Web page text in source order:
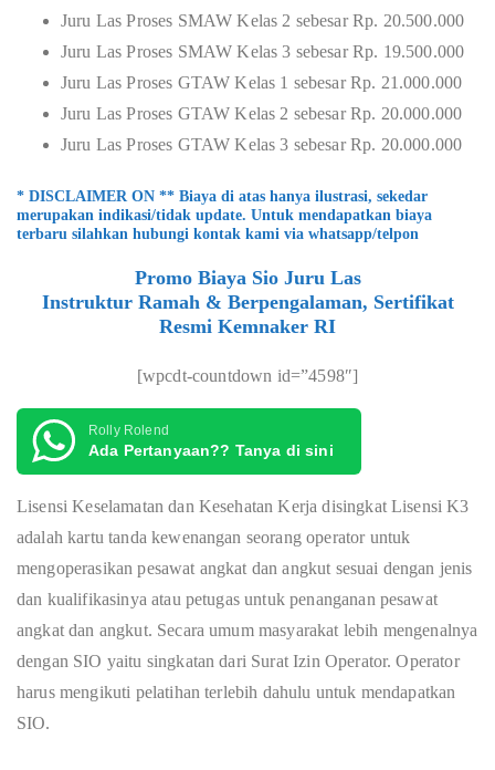
Juru Las Proses SMAW Kelas 2 sebesar Rp. 20.500.000
Juru Las Proses SMAW Kelas 3 sebesar Rp. 19.500.000
Juru Las Proses GTAW Kelas 1 sebesar Rp. 21.000.000
Juru Las Proses GTAW Kelas 2 sebesar Rp. 20.000.000
Juru Las Proses GTAW Kelas 3 sebesar Rp. 20.000.000
* DISCLAIMER ON ** Biaya di atas hanya ilustrasi, sekedar
merupakan indikasi/tidak update. Untuk mendapatkan biaya
terbaru silahkan hubungi kontak kami via whatsapp/telpon
Promo Biaya Sio Juru Las
Instruktur Ramah & Berpengalaman, Sertifikat
Resmi Kemnaker RI
[wpcdt-countdown id=”4598″]
Rolly Rolend
Ada Pertanyaan?? Tanya di sini
Lisensi Keselamatan dan Kesehatan Kerja disingkat Lisensi K3
adalah kartu tanda kewenangan seorang operator untuk
mengoperasikan pesawat angkat dan angkut sesuai dengan jenis
dan kualifikasinya atau petugas untuk penanganan pesawat
angkat dan angkut. Secara umum masyarakat lebih mengenalnya
dengan SIO yaitu singkatan dari Surat Izin Operator. Operator
harus mengikuti pelatihan terlebih dahulu untuk mendapatkan
SIO.